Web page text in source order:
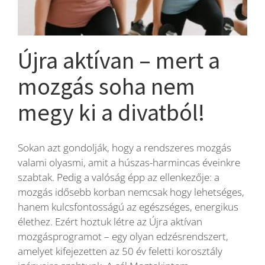
Wellness
Rólunk
Kapcsolat
Karrier
Újra aktívan – mert a
mozgás soha nem
megy ki a divatból!
Sokan azt gondolják, hogy a rendszeres mozgás
valami olyasmi, amit a húszas-harmincas éveinkre
szabtak. Pedig a valóság épp az ellenkezője: a
mozgás idősebb korban nemcsak hogy lehetséges,
hanem kulcsfontosságú az egészséges, energikus
élethez. Ezért hoztuk létre az Újra aktívan
mozgásprogramot – egy olyan edzésrendszert,
amelyet kifejezetten az 50 év feletti korosztály